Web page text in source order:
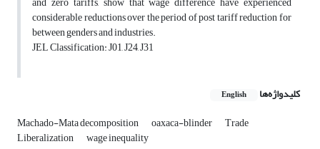
considerable reductions over the period of post tariff reduction for
between genders and industries.
JEL Classification: J01, J24, J31
کلیدواژه‌ها English
Machado-Mata decomposition oaxaca-blinder Trade
Liberalization wage inequality